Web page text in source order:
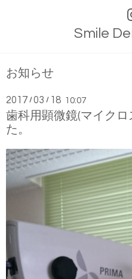
Smile
お知らせ
2017 /03 / 18 10:07
歯科用顕微鏡(マイク
た。